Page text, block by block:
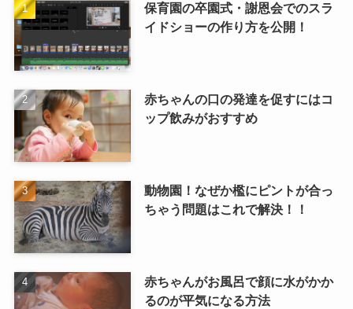
保育園の卒園式・謝恩会でのスラ
イドショーの作り方を公開！
赤ちゃんの口の発達を促すにはコ
ップ飲みがおすすめ
動物園！なぜか檻にピントが合っ
ちゃう問題はこれで解決！！
赤ちゃんがお風呂で顔に水がかか
るのが平気になる方法